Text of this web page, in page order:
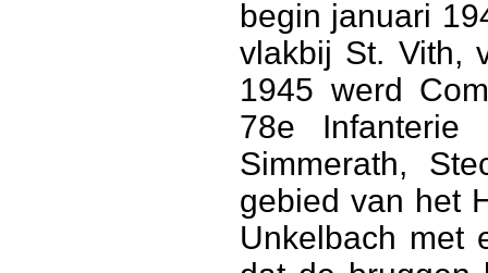
begin januari
vlakbij St. Vith,
1945 werd
78e Infanterie
Simmerath,
gebied van het
Unkelbach met